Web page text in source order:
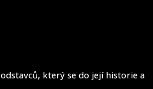
který se do její historie a